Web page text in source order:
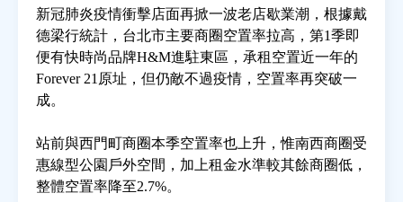
房市分析
研究獎勵
電子報
新冠肺炎疫情衝擊店面再掀一波老店歇業潮，根據戴
德梁行統計，台北市主要商圈空置率拉高，第1季即
便有快時尚品牌H&M進駐東區，承租空置近一年的
Forever 21原址，但仍敵不過疫情，空置率再突破一
成。
站前與西門町商圈本季空置率也上升，惟南西商圈受
惠線型公園戶外空間，加上租金水準較其餘商圈低，
整體空置率降至2.7%。